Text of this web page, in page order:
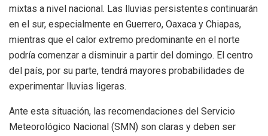
mixtas a nivel nacional. Las lluvias persistentes continuarán
en el sur, especialmente en Guerrero, Oaxaca y Chiapas,
mientras que el calor extremo predominante en el norte
podría comenzar a disminuir a partir del domingo. El centro
del país, por su parte, tendrá mayores probabilidades de
experimentar lluvias ligeras.
Ante esta situación, las recomendaciones del Servicio
Meteorológico Nacional (SMN) son claras y deben ser